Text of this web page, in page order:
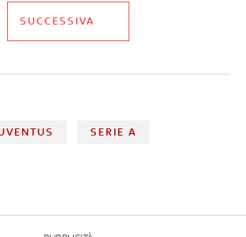
SUCCESSIVA
SERIE A